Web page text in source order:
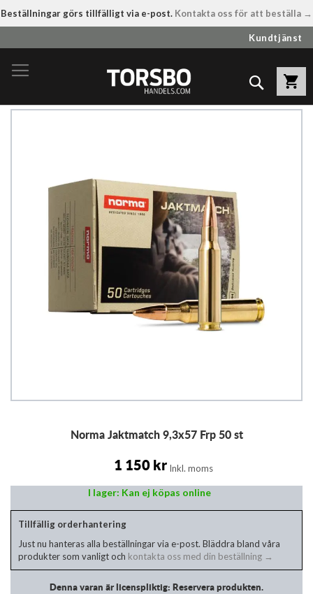
Beställningar görs tillfälligt via e-post. Kontakta oss för att beställa →
till
innehållet
Kundtjänst
Sök
Norma Jaktmatch 9,3x57 Frp 50 st
1 150 kr Inkl. moms
I lager: Kan ej köpas online
Tillfällig orderhantering
Just nu hanteras alla beställningar via e-post. Bläddra bland våra
produkter som vanligt och kontakta oss med din beställning →
Denna varan är licenspliktig: Reservera produkten.